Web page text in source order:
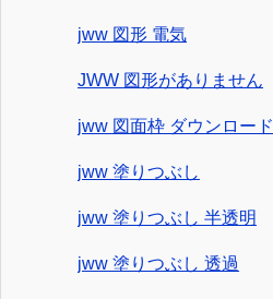
jww 図形 電気
JWW 図形がありません
jww 図面枠 ダウンロード
jww 塗りつぶし
jww 塗りつぶし 半透明
jww 塗りつぶし 透過